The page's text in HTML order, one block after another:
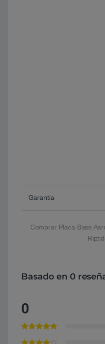
Garantia
Comprar Placa Base
Basado en 0
0